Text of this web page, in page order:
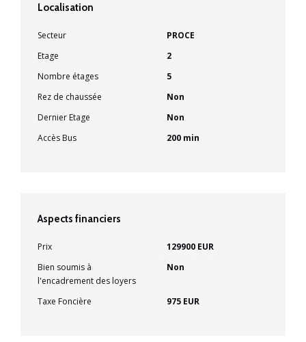
Localisation
Secteur
PROCE
Etage
2
Nombre étages
5
Rez de chaussée
Non
Dernier Etage
Non
Accès Bus
200 min
Aspects financiers
Prix
129900 EUR
Bien soumis à
l'encadrement des loyers
Non
Taxe Foncière 975 EUR